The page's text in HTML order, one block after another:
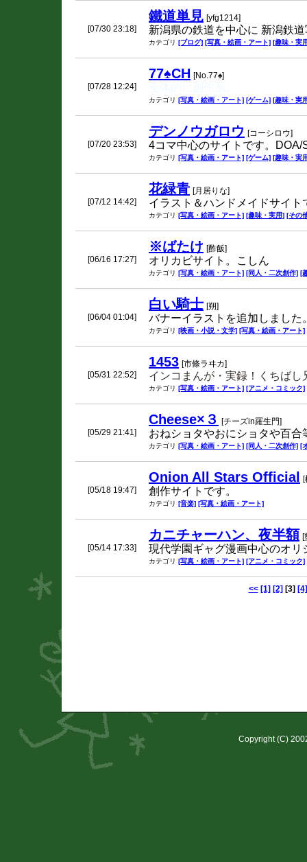
[07/30 23:18]
鐵道単見 [yfg1214]
新潟県の鉄道を中心に 新潟鉄
カテゴリ [ブログ] [写真・絵画・アート] [趣味・実
[07/28 12:24]
77♠︎CH [No.77♠︎]
カテゴリ [写真・絵画・アート] [ゲーム] [趣味・実
[07/20 23:53]
デンノウガロウ [コーシロウ]
4コマ中心のサイトです。DOA/
カテゴリ [写真・絵画・アート] [ゲーム] [趣味・実
[07/12 14:42]
花緑青 [月居りな]
イラスト＆ハンドメイドサイ
カテゴリ [写真・絵画・アート] [趣味・実用] [その
[06/16 17:27]
※ばたけ [酢飯]
オリカビサイト。こしん
カテゴリ [写真・絵画・アート] [同人・二次創作] [
[06/04 01:04]
白い騎士 [朔]
バナーイラストを追加しました
カテゴリ [映画・小説・文学] [写真・絵画・アート]
[05/31 22:52]
1453 [市條ラヰカ]
インコまんが・実録！くちば
カテゴリ [写真・絵画・アート] [アニメ・コミック]
[05/29 21:41]
Cheese×３ [チーズin羅生門]
おねショタやおにショタや百
カテゴリ [写真・絵画・アート] [同人・二次創作] [
[05/18 19:47]
Onion All Stars Official
創作サイトです。
カテゴリ [音楽] [写真・絵画・アート]
[05/14 17:33]
カニチャーハン、夜半額 [
現代学園ギャグ漫画中心のオリ
カテゴリ [写真・絵画・アート] [アニメ・コミック]
<< [1] [2] [3] [4]
Copyright (C)